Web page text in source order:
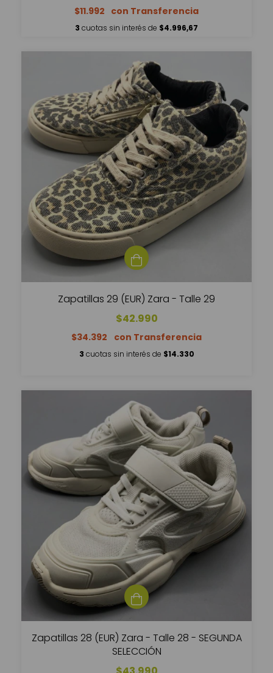
$11.992
3 cuotas sin interés de $4.996,67
Zapatillas 29 (EUR) Zara - Talle 29
$42.990
$34.392
3 cuotas sin interés de $14.330
Zapatillas 28 (EUR) Zara - Talle 28 - SEGUNDA
SELECCIÓN